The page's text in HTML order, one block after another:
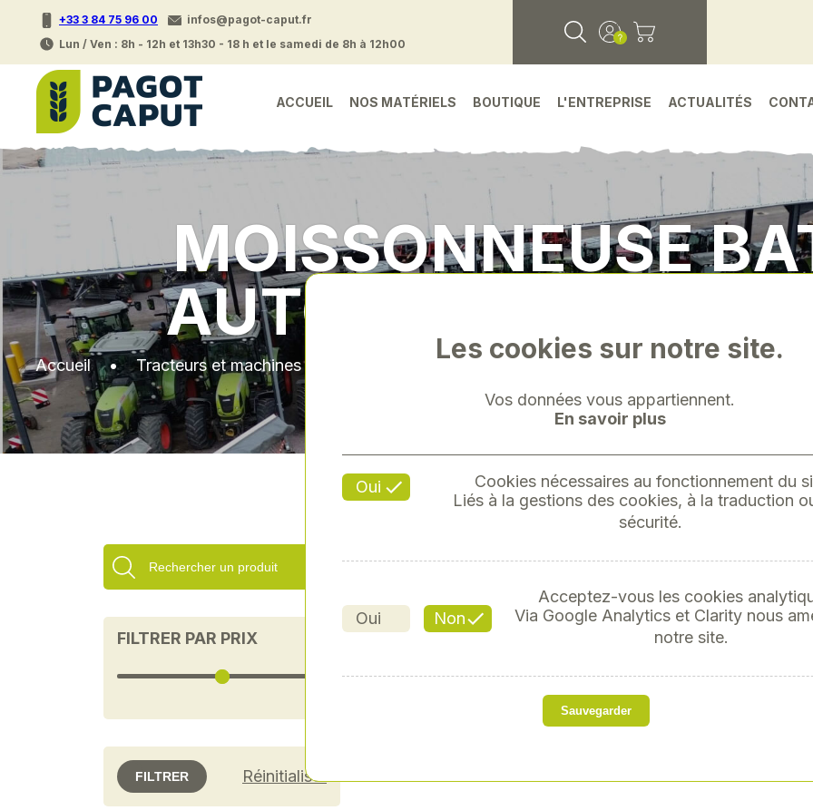
+33 3 84 75 96 00
infos@pagot-caput.fr
Lun / Ven : 8h - 12h et 13h30 - 18 h et le samedi de 8h à 12h00
ACCUEIL NOS MATÉRIELS BOUTIQUE L'ENTREPRISE ACTUALITÉS
MOISSONNEUSE
AUTOMOTEUR
Accueil•Tracteurs et machines d'occasions agricoles •Moissonneuse batteuse d'occasion
FILTRER PAR PRIX
FILTRER Réinitialiser
Info
Les cookies sur notre site.
Vos données vous appartiennent.
En savoir plus
Oui
Cookies nécessaires au fonctionnement du
Liés à la gestions des cookies, à la traduction
sécurité.
Oui Non
Acceptez-vous les cookies
Via Google Analytics et Clarity nous
notre site.
Sauvegarder